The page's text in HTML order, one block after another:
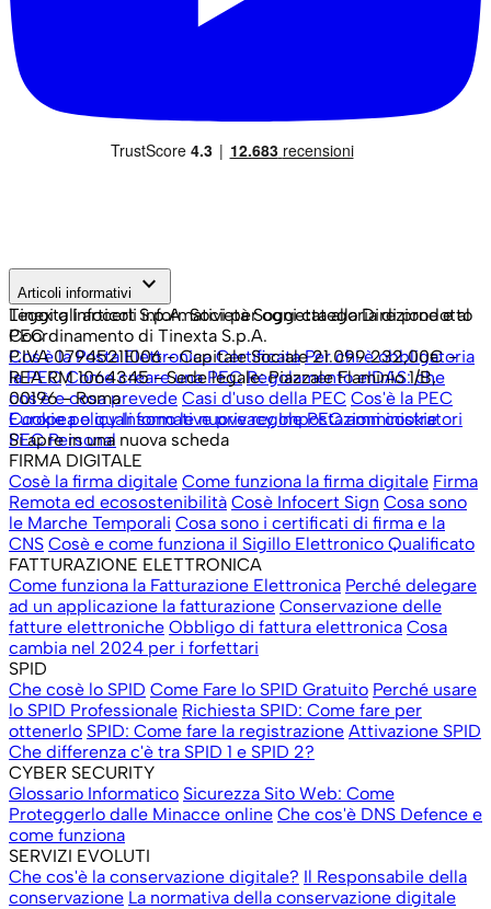
Articoli informativi keyboard_arrow_down
Leggi gli articoli informativi per ogni categoria di prodotto
PEC
Cos'è la Posta Elettronica Certificata Per chi è obbligatoria
la PEC Come creare una PEC Regolamento eIDAS: che
cos'è e cosa prevede Casi d'uso della PEC Cos'è la PEC
Europea e quali sono le nuove regole PEC amministratori
PEC Personal
FIRMA DIGITALE
Cosè la firma digitale Come funziona la firma digitale Firma
Remota ed ecosostenibilità Cosè Infocert Sign Cosa sono
le Marche Temporali Cosa sono i certificati di firma e la
CNS Cosè e come funziona il Sigillo Elettronico Qualificato
FATTURAZIONE ELETTRONICA
Come funziona la Fatturazione Elettronica Perché delegare
ad un applicazione la fatturazione Conservazione delle
fatture elettroniche Obbligo di fattura elettronica Cosa
cambia nel 2024 per i forfettari
SPID
Che cosè lo SPID Come Fare lo SPID Gratuito Perché usare
lo SPID Professionale Richiesta SPID: Come fare per
ottenerlo SPID: Come fare la registrazione Attivazione SPID
Che differenza c'è tra SPID 1 e SPID 2?
CYBER SECURITY
Glossario Informatico Sicurezza Sito Web: Come
Proteggerlo dalle Minacce online Che cos'è DNS Defence e
come funziona
SERVIZI EVOLUTI
Che cos'è la conservazione digitale? Il Responsabile della
conservazione La normativa della conservazione digitale
Tinexta Infocert S.p.A. Società Soggetta alla Direzione e al
Coordinamento di Tinexta S.p.A.
P.IVA 07945211006 - Capitale Sociale 21.099.232,00€ -
REA RM 1064345 - Sede legale: Piazzale Flaminio 1/B,
00196 - Roma
Cookie policy Informative privacy Impostazioni cookie
Si apre in una nuova scheda